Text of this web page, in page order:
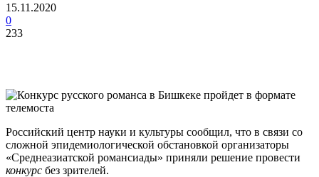
15.11.2020
0
233
Российский центр науки и культуры сообщил, что в связи со
сложной эпидемиологической обстановкой организаторы
«Среднеазиатской романсиады» приняли решение провести
конкурс без зрителей.